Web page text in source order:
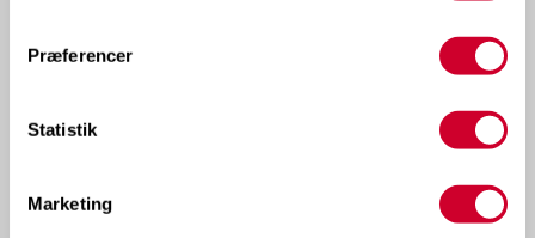
Præferencer
Statistik
Marketing